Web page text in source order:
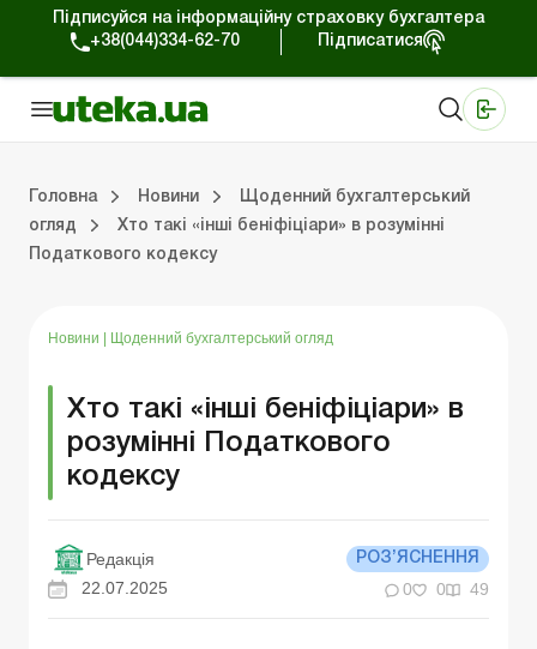
Підписуйся на інформаційну страховку бухгалтера
+38(044)334-62-70
Підписатися
Головна Новини
Щоденний бухгалтерський
огляд
Хто такі «інші беніфіціари» в розумінні
Податкового кодексу
Новини Щоденний бухгалтерський огляд
Хто такі «інші беніфіціари» в
розумінні Податкового
кодексу
Редакція РОЗ’ЯСНЕННЯ
22.07.2025 0 0 49